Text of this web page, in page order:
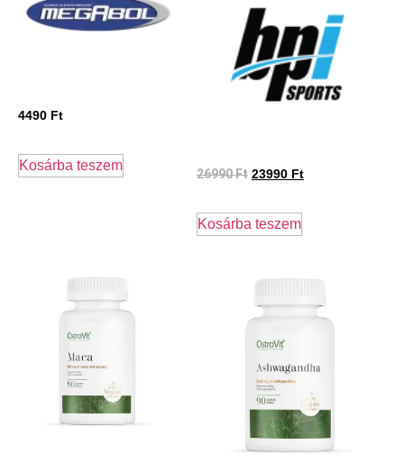
4490 Ft
Kosárba teszem
26990Ft 23990 Ft
Kosárba teszem